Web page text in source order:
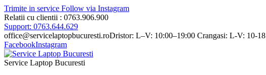
Trimite in service Follow via Instagram
Relatii cu clientii : 0763.906.900
Support: 0763.644.629
office@servicelaptopbucuresti.roDristor: L–V: 10:00–19:00 Crangasi: L-V: 10-18
FacebookInstagram
Service Laptop Bucuresti